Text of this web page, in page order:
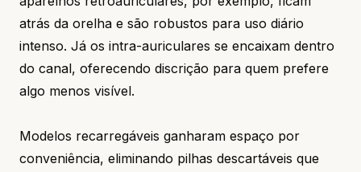
atrás da orelha e são robustos para uso diário
intenso. Já os intra-auriculares se encaixam dentro
do canal, oferecendo discrição para quem prefere
algo menos visível.
Modelos recarregáveis ganharam espaço por
conveniência, eliminando pilhas descartáveis que